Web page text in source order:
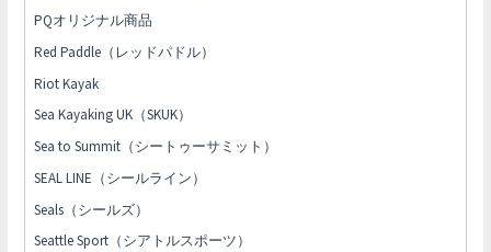
PQオリジナル商品
Red Paddle（レッドパドル）
Riot Kayak
Sea Kayaking UK（SKUK）
Sea to Summit（シートゥーサミット）
SEAL LINE（シールライン）
Seals（シールズ）
Seattle Sport（シアトルスポーツ）